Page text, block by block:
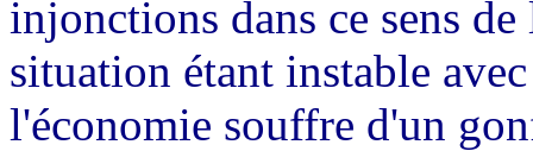
injonctions dans ce sens
situation étant instable
l'économie souffre d'un